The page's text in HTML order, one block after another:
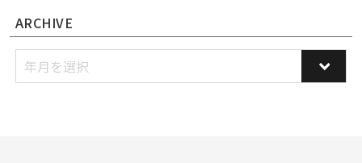
ARCHIVE